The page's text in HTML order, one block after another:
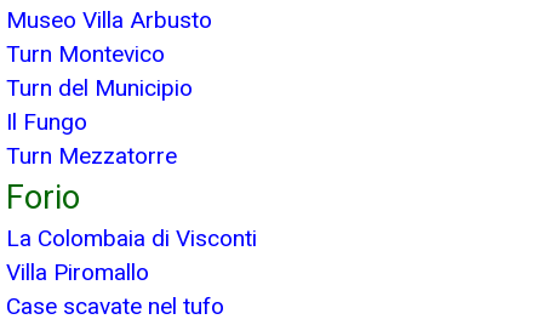
Museo Villa Arbusto
Turn Montevico
Turn del Municipio
Il Fungo
Turn Mezzatorre
Forio
La Colombaia di Visconti
Villa Piromallo
Case scavate nel tufo